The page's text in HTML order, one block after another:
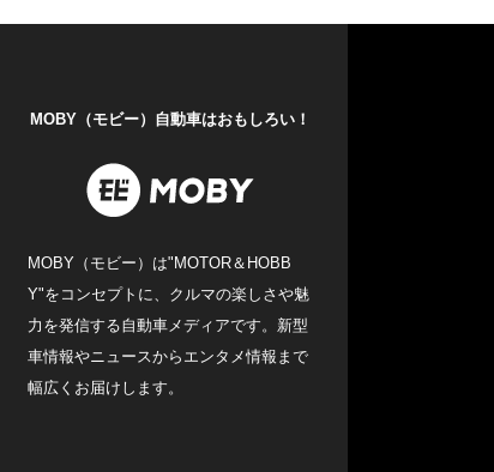
MOBY（モビー）自動車はおもしろい！
MOBY（モビー）は"MOTOR＆HOBB
Y"をコンセプトに、クルマの楽しさや魅
力を発信する自動車メディアです。新型
車情報やニュースからエンタメ情報まで
幅広くお届けします。